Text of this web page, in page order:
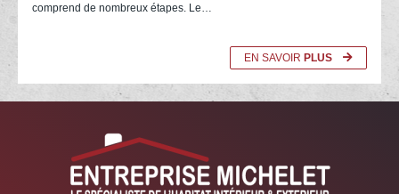
comprend de nombreux étapes. Le…
EN SAVOIR PLUS
05.67.29.03.22 Entreprise Michelet